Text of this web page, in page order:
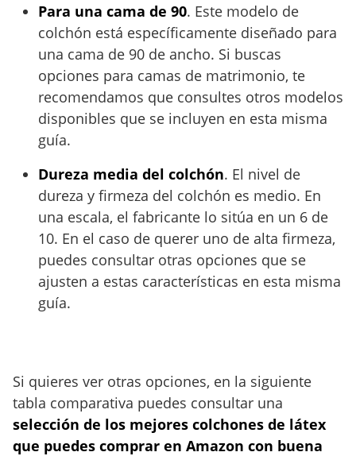
Para una cama de 90. Este modelo de
colchón está específicamente diseñado para
una cama de 90 de ancho. Si buscas
opciones para camas de matrimonio, te
recomendamos que consultes otros modelos
disponibles que se incluyen en esta misma
guía.
Dureza media del colchón. El nivel de
dureza y firmeza del colchón es medio. En
una escala, el fabricante lo sitúa en un 6 de
10. En el caso de querer uno de alta firmeza,
puedes consultar otras opciones que se
ajusten a estas características en esta misma
guía.
Si quieres ver otras opciones, en la siguiente
tabla comparativa puedes consultar una
selección de los mejores colchones de látex
que puedes comprar en Amazon con buena